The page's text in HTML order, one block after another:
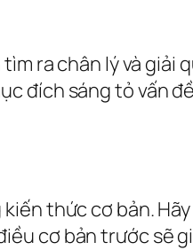
ra chân lý và giải
đích sáng tỏ vấn
thức cơ bản.
cơ bản trước sẽ